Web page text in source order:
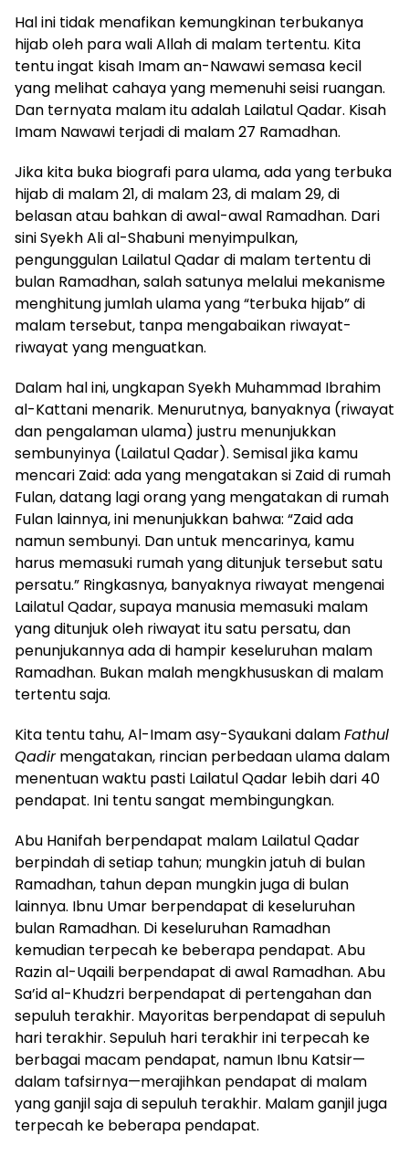
Hal ini tidak menafikan kemungkinan terbukanya
hijab oleh para wali Allah di malam tertentu. Kita
tentu ingat kisah Imam an-Nawawi semasa kecil
yang melihat cahaya yang memenuhi seisi ruangan.
Dan ternyata malam itu adalah Lailatul Qadar. Kisah
Imam Nawawi terjadi di malam 27 Ramadhan.
Jika kita buka biografi para ulama, ada yang terbuka
hijab di malam 21, di malam 23, di malam 29, di
belasan atau bahkan di awal-awal Ramadhan. Dari
sini Syekh Ali al-Shabuni menyimpulkan,
pengunggulan Lailatul Qadar di malam tertentu di
bulan Ramadhan, salah satunya melalui mekanisme
menghitung jumlah ulama yang “terbuka hijab” di
malam tersebut, tanpa mengabaikan riwayat-
riwayat yang menguatkan.
Dalam hal ini, ungkapan Syekh Muhammad Ibrahim
al-Kattani menarik. Menurutnya, banyaknya (riwayat
dan pengalaman ulama) justru menunjukkan
sembunyinya (Lailatul Qadar). Semisal jika kamu
mencari Zaid: ada yang mengatakan si Zaid di rumah
Fulan, datang lagi orang yang mengatakan di rumah
Fulan lainnya, ini menunjukkan bahwa: “Zaid ada
namun sembunyi. Dan untuk mencarinya, kamu
harus memasuki rumah yang ditunjuk tersebut satu
persatu.” Ringkasnya, banyaknya riwayat mengenai
Lailatul Qadar, supaya manusia memasuki malam
yang ditunjuk oleh riwayat itu satu persatu, dan
penunjukannya ada di hampir keseluruhan malam
Ramadhan. Bukan malah mengkhususkan di malam
tertentu saja.
Kita tentu tahu, Al-Imam asy-Syaukani dalamFathul
Qadirmengatakan, rincian perbedaan ulama dalam
menentuan waktu pasti Lailatul Qadar lebih dari 40
pendapat. Ini tentu sangat membingungkan.
Abu Hanifah berpendapat malam LailatulQadar
berpindah di setiap tahun; mungkin jatuh di bulan
Ramadhan, tahun depan mungkin juga di bulan
lainnya. Ibnu Umar berpendapat di keseluruhan
bulan Ramadhan. Di keseluruhan Ramadhan
kemudian terpecah ke beberapa pendapat. Abu
Razin al-Uqaili berpendapat di awal Ramadhan. Abu
Sa’id al-Khudzri berpendapat di pertengahan dan
sepuluh terakhir. Mayoritas berpendapat di sepuluh
hari terakhir. Sepuluh hari terakhir ini terpecah ke
berbagai macam pendapat, namun Ibnu Katsir—
dalam tafsirnya—merajihkan pendapat di malam
yang ganjil saja di sepuluh terakhir. Malam ganjil juga
terpecah ke beberapa pendapat.